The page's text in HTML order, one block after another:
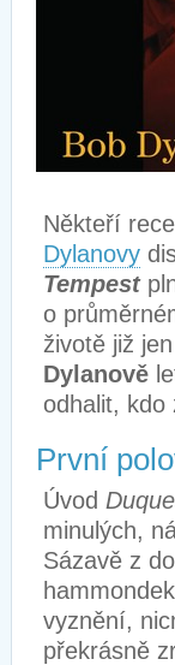
Někteří
Dylanovy
Tempest
o
životě již
Dylanově
odhalit,
První
Úvod
minulých,
Sázavě z
vyznění,
překrásně